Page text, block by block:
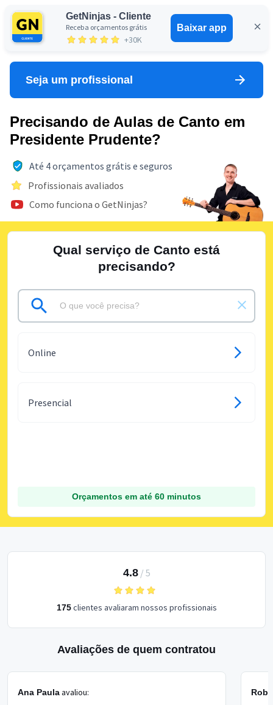
GetNinjas - Cliente
Receba orçamentos grátis
+30K
Baixar app
Entrar
Seja um profissional
Precisando de Aulas de Canto em
Presidente Prudente?
Até 4 orçamentos grátis e seguros
Profissionais avaliados
Como funciona o GetNinjas?
Qual serviço de Canto está
precisando?
Online
Presencial
Orçamentos em até 60 minutos
4.8/ 5
175clientes avaliaram nossos profissionais
Avaliações de quem contratou
Ana Paulaavaliou: